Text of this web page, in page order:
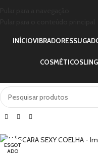
INÍCIOVIBRADORES
COSMÉTICOS
ESGOT
ADO